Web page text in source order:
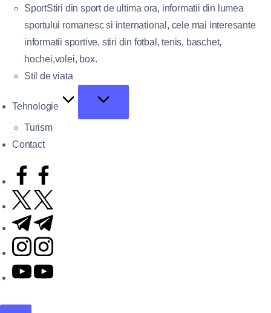
SportStiri din sport de ultima ora, informatii din lumea
sportului romanesc si international, cele mai interesante
informatii sportive, stiri din fotbal, tenis, baschet,
hochei,volei, box.
Stil de viata
Tehnologie
Turism
Contact